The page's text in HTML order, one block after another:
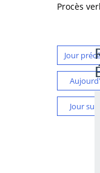
Procès
Jour
Jour